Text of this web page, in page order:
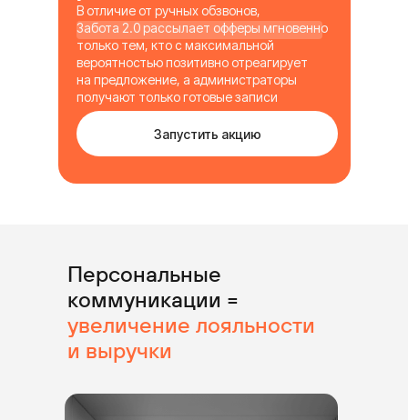
В отличие от ручных обзвонов,
Забота 2.0 рассылает офферы мгновенно
только тем, кто с максимальной
вероятностью позитивно отреагирует
на предложение, а администраторы
получают только готовые записи
Запустить акцию
Персональные
коммуникации =
увеличение лояльности
и выручки